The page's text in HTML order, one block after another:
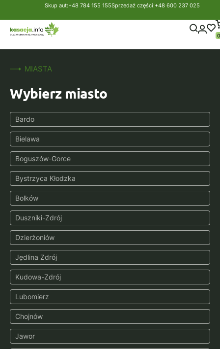
Skup aut:+48 784 155 155Sprzedaż części:+48 600 237 025
Strona główna Części samochodowe Osobowe
Turbosprężarki
MIASTA
Wybierz miasto
Bardo
Bielawa
Boguszów-Gorce
Bystrzyca Kłodzka
Bolków
Duszniki-Zdrój
Dzierżoniów
Jędlina Zdrój
Kudowa-Zdrój
Lubomierz
Chojnów
Jawor